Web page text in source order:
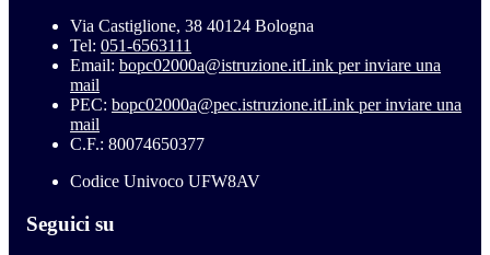
Via Castiglione, 38 40124 Bologna
Tel: 051-6563111
Email: bopc02000a@istruzione.itLink per inviare una
mail
PEC: bopc02000a@pec.istruzione.itLink per inviare una
mail
C.F.: 80074650377
Codice Univoco UFW8AV
Seguici su